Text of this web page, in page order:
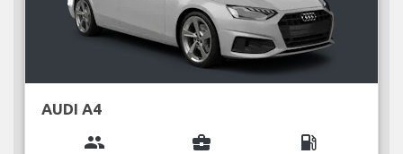
AUDI A4
group business_center local_gas_station